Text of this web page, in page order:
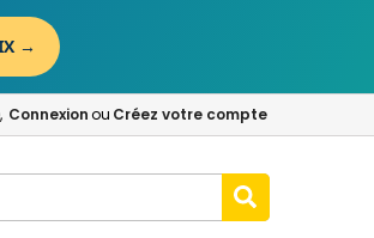
→
Connexionou Créez votre compte